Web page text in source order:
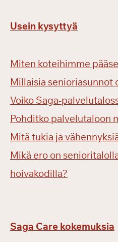
Usein kysyttyä
Miten koteihimme
Millaisia senioriasunnot
Voiko Saga-
Pohditko palvelutaloon
Mitä tukia ja
Mikä ero on
hoivakodilla?
Saga Care kokemuksia